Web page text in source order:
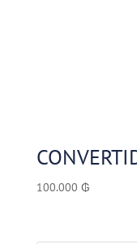
100.000 ₲